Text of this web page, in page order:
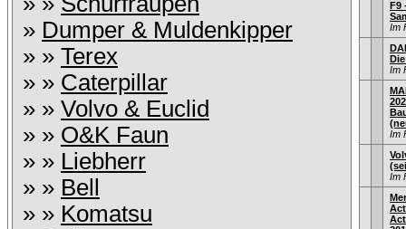
» Dumper & Muldenkipper
» » Terex
» » Caterpillar
» » Volvo & Euclid
» » O&K Faun
» » Liebherr
» » Bell
» » Komatsu
F9
Im
Im
Im
Im